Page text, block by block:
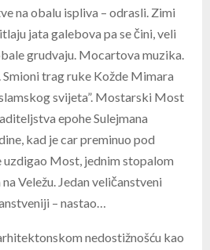
na obalu ispliva – odrasli. Zimi
jata galebova pa se čini, veli
grudvaju. Mocartova muzika.
trag ruke Kožde Mimara
svijeta”. Mostarski Most
epohe Sulejmana
kad je car preminuo pod
uzdigao Most, jednim stopalom
Veležu. Jedan veličanstveni
– nastao…
nedostižnošću kao